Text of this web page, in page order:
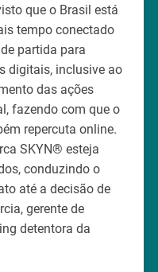
que o Brasil está
tempo conectado
partida para
digitais, inclusive ao
das ações
fazendo com que o
repercuta online.
SKYN® esteja
conduzindo o
até a decisão de
gerente de
detentora da